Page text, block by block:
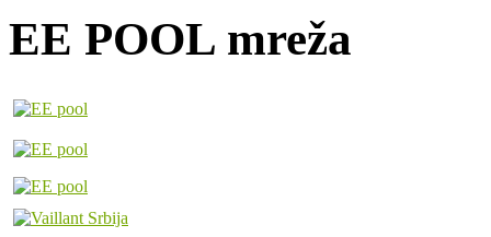
EE POOL mreža